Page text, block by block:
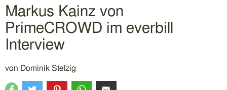
Markus Kainz von
PrimeCROWD im everbill
Interview
von Dominik Stelzig